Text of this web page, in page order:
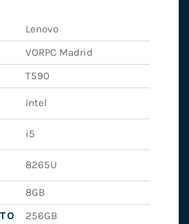
Lenovo
VORPC Madrid
T590
Intel
i5
8265U
8GB
256GB